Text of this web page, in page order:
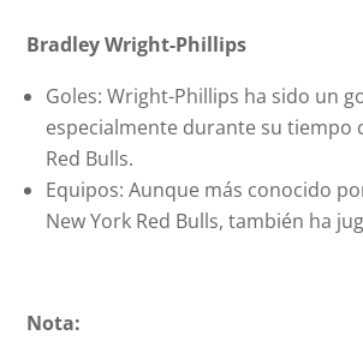
Bradley Wright-Phillips
Goles: Wright-Phillips ha sido un
especialmente durante su tiempo
Red Bulls.
Equipos: Aunque más conocido
New York Red Bulls, también ha
Nota: